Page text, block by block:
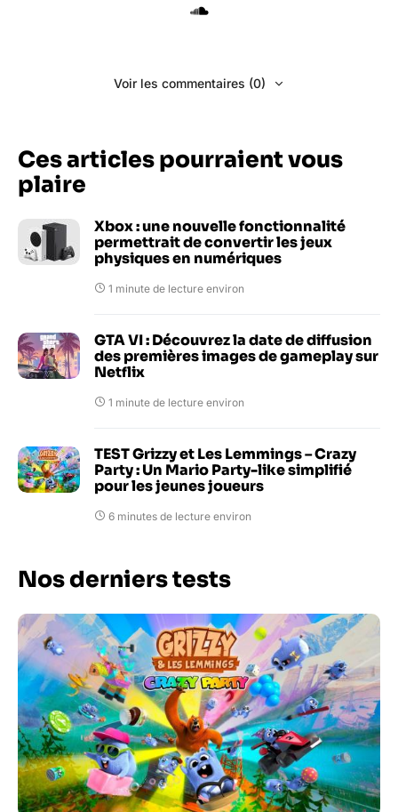
Voir les commentaires (0)
Ces articles pourraient vous
plaire
Xbox : une nouvelle fonctionnalité
permettrait de convertir les jeux
physiques en numériques
1 minute de lecture environ
GTA VI : Découvrez la date de diffusion
des premières images de gameplay sur
Netflix
1 minute de lecture environ
TEST Grizzy et Les Lemmings – Crazy
Party : Un Mario Party-like simplifié
pour les jeunes joueurs
6 minutes de lecture environ
Nos derniers tests